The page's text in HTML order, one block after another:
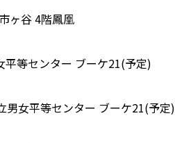
ヶ谷 4階鳳凰
等センター ブーケ21(予定)
女平等センター ブーケ21(予定)